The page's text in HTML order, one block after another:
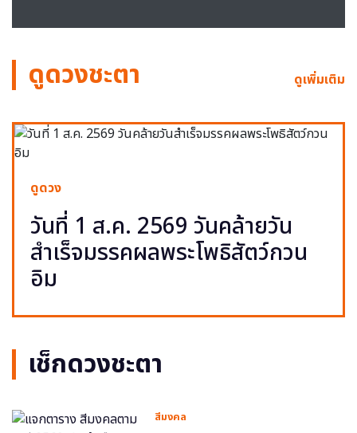
ดูดวงชะตา ดูเพิ่มเติม
ดูดวง
วันที่ 1 ส.ค. 2569 วันคล้ายวัน
สำเร็จมรรคผลพระโพธิสัตว์กวน
อิม
เช็กดวงชะตา
สีมงคล